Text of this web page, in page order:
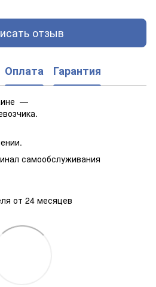
отзыв
Оплата Гарантия
—
самообслуживания
от 24 месяцев